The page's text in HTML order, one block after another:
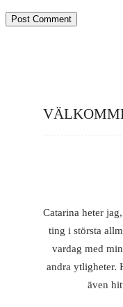
Catarina heter
ting i största
vardag med
andra ytligheter.
även